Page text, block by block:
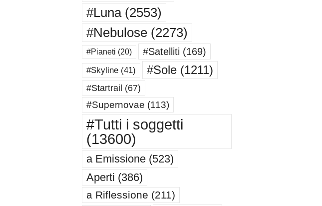
#Luna(2553)
#Nebulose(2273)
#Pianeti (20) #Satelliti (169)
#Skyline(41) #Sole(1211)
#Startrail (67)
#Supernovae (113)
#Tutti i soggetti
(13600)
a Emissione(523)
Aperti (386)
a Riflessione (211)